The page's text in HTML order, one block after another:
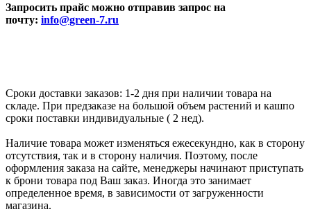
Запросить прайс можно отправив запрос на
почту: info@green-7.ru
Сроки доставки заказов: 1-2 дня при наличии товара на
складе. При предзаказе на большой объем растений и кашпо
сроки поставки индивидуальные ( 2 нед).
Наличие товара может изменяться ежесекундно, как в сторону
отсутствия, так и в сторону наличия. Поэтому, после
оформления заказа на сайте, менеджеры начинают приступать
к брони товара под Ваш заказ. Иногда это занимает
определенное время, в зависимости от загруженности
магазина.